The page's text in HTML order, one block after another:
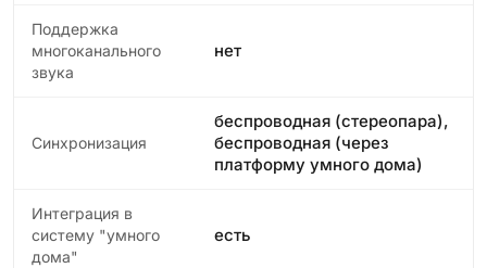
Поддержка
многоканального
звука
нет
Синхронизация
беспроводная (стереопара),
беспроводная (через
платформу умного дома)
Интеграция в
систему "умного
дома"
есть